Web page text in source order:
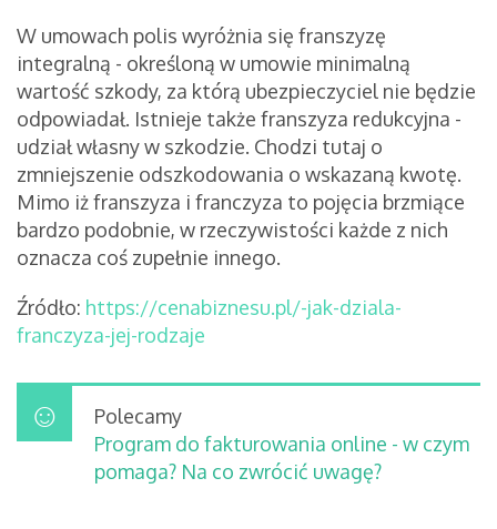
W umowach polis wyróżnia się franszyzę
integralną - określoną w umowie minimalną
wartość szkody, za którą ubezpieczyciel nie będzie
odpowiadał. Istnieje także franszyza redukcyjna -
udział własny w szkodzie. Chodzi tutaj o
zmniejszenie odszkodowania o wskazaną kwotę.
Mimo iż franszyza i franczyza to pojęcia brzmiące
bardzo podobnie, w rzeczywistości każde z nich
oznacza coś zupełnie innego.
Źródło: https://cenabiznesu.pl/-jak-dziala-
franczyza-jej-rodzaje
Polecamy
Program do fakturowania online - w czym
pomaga? Na co zwrócić uwagę?